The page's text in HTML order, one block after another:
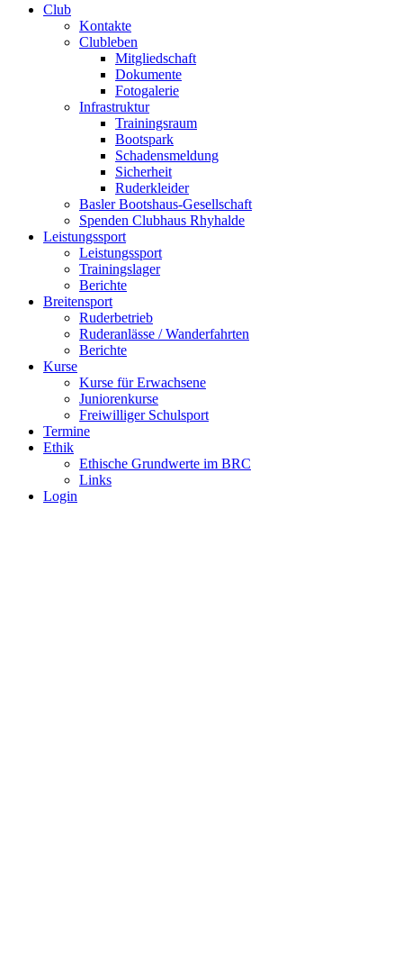
Club
Kontakte
Clubleben
Mitgliedschaft
Dokumente
Fotogalerie
Infrastruktur
Trainingsraum
Bootspark
Schadensmeldung
Sicherheit
Ruderkleider
Basler Bootshaus-Gesellschaft
Spenden Clubhaus Rhyhalde
Leistungssport
Leistungssport
Trainingslager
Berichte
Breitensport
Ruderbetrieb
Ruderanlässe / Wanderfahrten
Berichte
Kurse
Kurse für Erwachsene
Juniorenkurse
Freiwilliger Schulsport
Termine
Ethik
Ethische Grundwerte im BRC
Links
Login